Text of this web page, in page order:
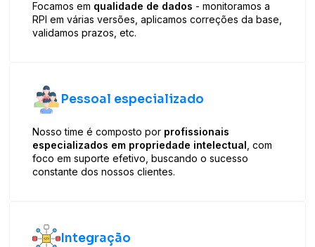
Focamos em qualidade de dados - monitoramos a
RPI em várias versões, aplicamos correções da base,
validamos prazos, etc.
Pessoal especializado
Nosso time é composto por profissionais
especializados em propriedade intelectual , com
foco em suporte efetivo, buscando o sucesso
constante dos nossos clientes.
Integração